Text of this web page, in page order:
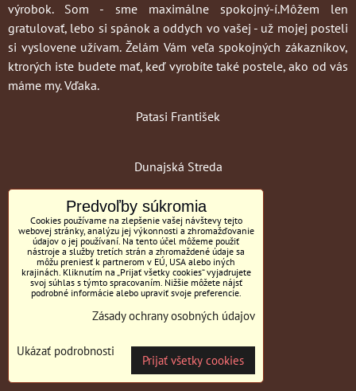
výrobok. Som - sme maximálne spokojný-í.Môžem len
gratulovať, lebo si spánok a oddych vo vašej - už mojej posteli
si vyslovene užívam. Želám Vám veľa spokojných zákazníkov,
ktrorých iste budete mať, keď vyrobíte také postele, ako od vás
máme my. Vďaka.
Patasi František
Dunajská Streda
Predvoľby súkromia
Cookies používame na zlepšenie vašej návštevy tejto
webovej stránky, analýzu jej výkonnosti a zhromažďovanie
údajov o jej používaní. Na tento účel môžeme použiť
nástroje a služby tretích strán a zhromaždené údaje sa
môžu preniesť k partnerom v EÚ, USA alebo iných
krajinách. Kliknutím na „Prijať všetky cookies“ vyjadrujete
svoj súhlas s týmto spracovaním. Nižšie môžete nájsť
podrobné informácie alebo upraviť svoje preferencie.
Zásady ochrany osobných údajov
Ukázať podrobnosti
Prijať všetky cookies